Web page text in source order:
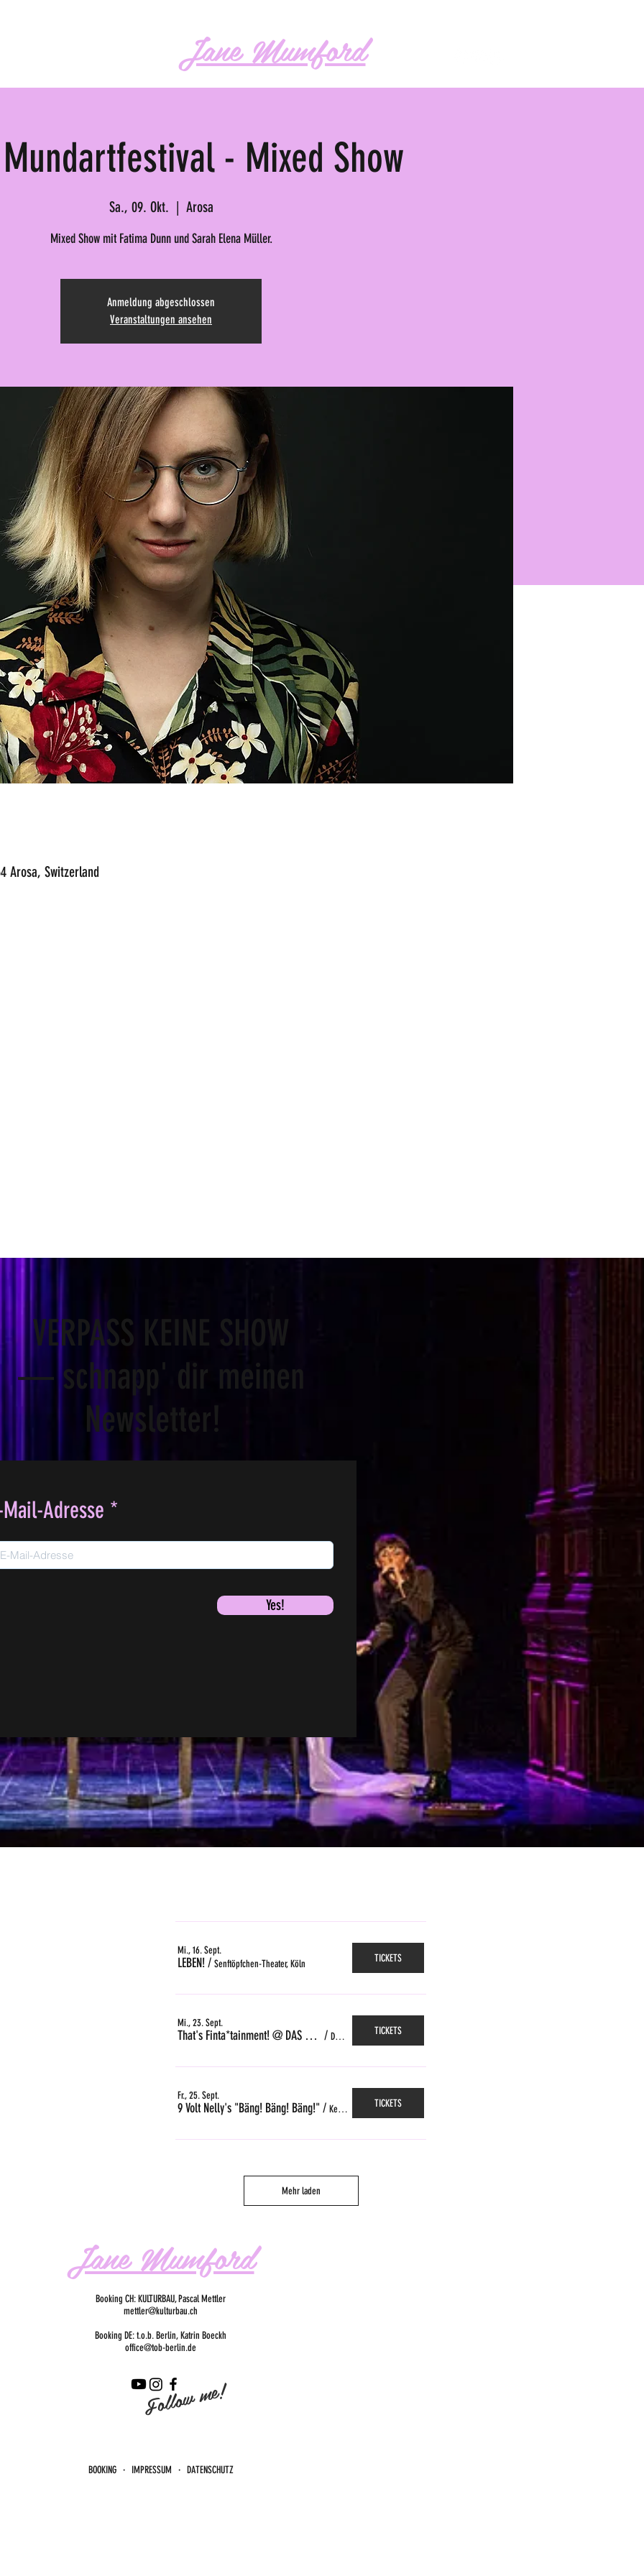
Jane Mumford
- Mixed Show
Sa., 09. Okt.
  |
Arosa
Mixed Show mit Fatima Dunn und Sarah Elena Müller.
Anmeldung abgeschlossen
Veranstaltungen ansehen
Arosa, Switzerland
VERPASS KEINE SHOW
— schnapp' dir meinen
Newsletter!
Mail-Adresse
Yes!
Mi., 16. Sept.
LEBEN!/ Senftöpfchen-Theater, Köln TICKETS
Mi., 23. Sept.
That's Finta*tainment! @ DAS GLEIS, Zürich / Das Gleis, Zürich TICKETS
Fr., 25. Sept.
9 Volt Nelly's "Bäng! Bäng! Bäng!" / Kellerpoche, Fribourg TICKETS
Mehr laden
Jane Mumford
Booking CH: KULTURBAU, Pascal Mettler
mettler@kulturbau.ch
Booking DE: t.o.b. Berlin, Katrin Boeckh
office@tob-berlin.de
Follow me!
BOOKING · IMPRESSUM · DATENSCHUTZ